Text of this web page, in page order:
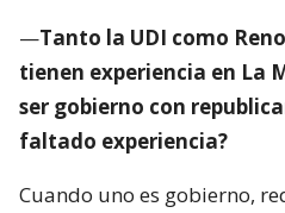
—Tanto la UDI como
tienen experiencia en La
ser gobierno con
faltado experiencia?
Cuando uno es gobierno,